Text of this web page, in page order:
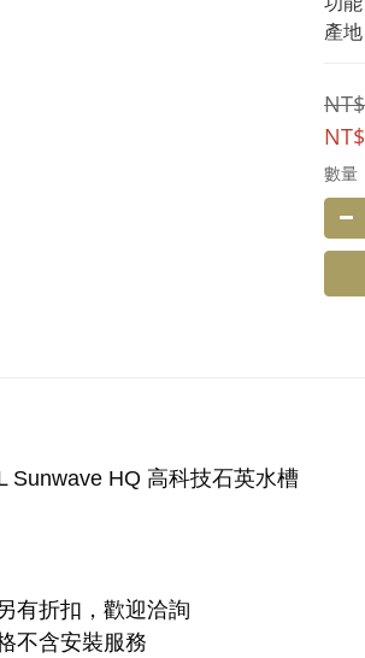
產
數量
Sunwave HQ 高科技石英水槽
有折扣，歡迎洽詢
不含安裝服務